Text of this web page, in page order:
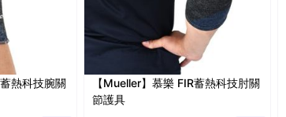
熱科技腕關
【Mueller】慕樂 FIR蓄熱科技肘關
節護具